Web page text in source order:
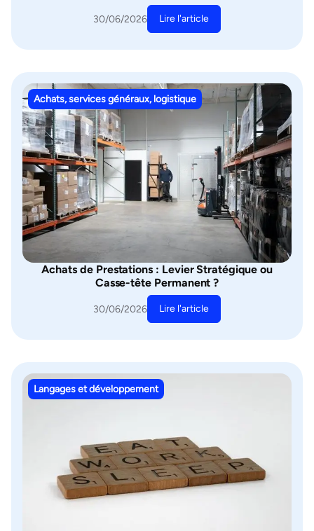
30/06/2026 Lire l'article
Achats, services généraux, logistique
Achats de Prestations : Levier Stratégique ou
Casse-tête Permanent ?
30/06/2026 Lire l'article
Langages et développement